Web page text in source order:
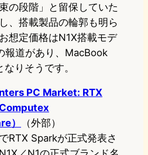
の段階」と留保していた
、搭載製品の輪郭も明ら
想定価格はN1X搭載モデ
報道があり、MacBook
りそうです。
PC Market: RTX
）
（外部）
RTX Sparkが正式発表さ